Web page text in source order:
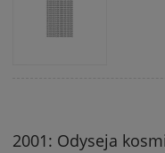
2001: Odyseja